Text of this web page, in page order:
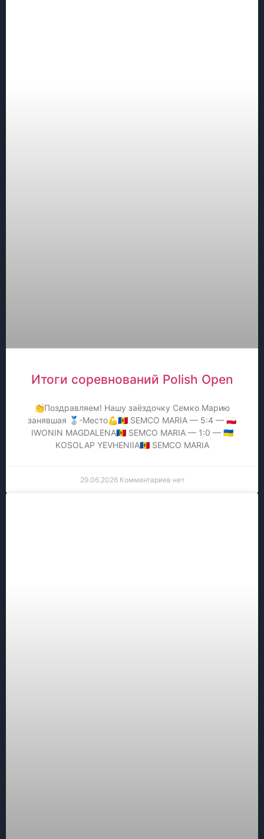
Итоги соревнований Polish Open
👏Поздравляем! Нашу заёздочку Семко Марию
занявшая 🥈-Место💪🇲🇩 SEMCO MARIA — 5:4 — 🇵🇱
IWONIN MAGDALENA🇲🇩 SEMCO MARIA — 1:0 — 🇺🇦
KOSOLAP YEVHENIIA🇲🇩 SEMCO MARIA
29.06.2026 Комментариев нет